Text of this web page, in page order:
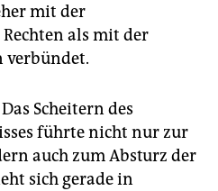
mit der
als mit der
verbündet.
Scheitern des
führte nicht nur zur
auch zum Absturz der
sich gerade in